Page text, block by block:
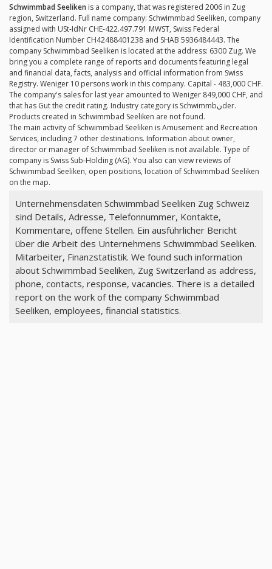
Schwimmbad Seeliken is a company, that was registered 2006 in Zug
region, Switzerland. Full name company: Schwimmbad Seeliken, company
assigned with USt-IdNr CHE-422.497.791 MWST, Swiss Federal
Identification Number CH42488401238 and SHAB 5936484443. The
company Schwimmbad Seeliken is located at the address: 6300 Zug. We
bring you a complete range of reports and documents featuring legal
and financial data, facts, analysis and official information from Swiss
Registry. Weniger 10 persons work in this company. Capital - 483,000 CHF.
The company's sales for last year amounted to Weniger 849,000 CHF, and
that has Gut the credit rating. Industry category is Schwimmbنder.
Products created in Schwimmbad Seeliken are not found.
The main activity of Schwimmbad Seeliken is Amusement and Recreation
Services, including 7 other destinations. Information about owner,
director or manager of Schwimmbad Seeliken is not available. Type of
company is Swiss Sub-Holding (AG). You also can view reviews of
Schwimmbad Seeliken, open positions, location of Schwimmbad Seeliken
on the map.
Unternehmensdaten Schwimmbad Seeliken Zug Schweiz
sind Details, Adresse, Telefonnummer, Kontakte,
Kommentare, offene Stellen. Ein ausführlicher Bericht
über die Arbeit des Unternehmens Schwimmbad Seeliken.
Mitarbeiter, Finanzstatistik. We found such information
about Schwimmbad Seeliken, Zug Switzerland as address,
phone, contacts, response, vacancies. There is a detailed
report on the work of the company Schwimmbad
Seeliken, employees, financial statistics.